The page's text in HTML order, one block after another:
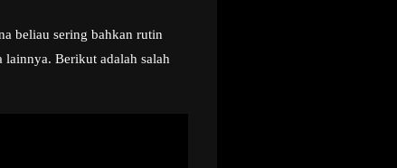
beliau sering bahkan rutin
lainnya. Berikut adalah salah